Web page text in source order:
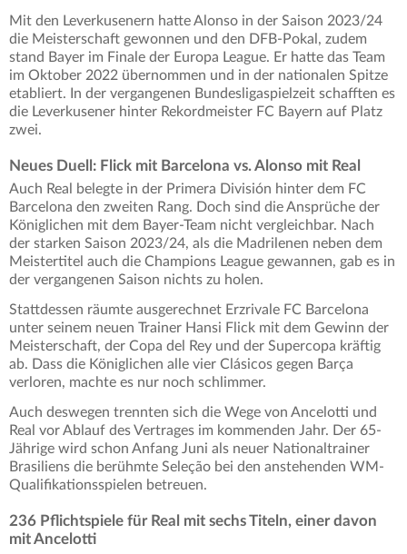
Mit den Leverkusenern hatte Alonso in der Saison 2023/24
die Meisterschaft gewonnen und den DFB-Pokal, zudem
stand Bayer im Finale der Europa League. Er hatte das Team
im Oktober 2022 übernommen und in der nationalen Spitze
etabliert. In der vergangenen Bundesligaspielzeit schafften es
die Leverkusener hinter Rekordmeister FC Bayern auf Platz
zwei.
Neues Duell: Flick mit Barcelona vs. Alonso mit Real
Auch Real belegte in der Primera División hinter dem FC
Barcelona den zweiten Rang. Doch sind die Ansprüche der
Königlichen mit dem Bayer-Team nicht vergleichbar. Nach
der starken Saison 2023/24, als die Madrilenen neben dem
Meistertitel auch die Champions League gewannen, gab es in
der vergangenen Saison nichts zu holen.
Stattdessen räumte ausgerechnet Erzrivale FC Barcelona
unter seinem neuen Trainer Hansi Flick mit dem Gewinn der
Meisterschaft, der Copa del Rey und der Supercopa kräftig
ab. Dass die Königlichen alle vier Clásicos gegen Barça
verloren, machte es nur noch schlimmer.
Auch deswegen trennten sich die Wege von Ancelotti und
Real vor Ablauf des Vertrages im kommenden Jahr. Der 65-
Jährige wird schon Anfang Juni als neuer Nationaltrainer
Brasiliens die berühmte Seleção bei den anstehenden WM-
Qualifikationsspielen betreuen.
236 Pflichtspiele für Real mit sechs Titeln, einer davon
mit Ancelotti